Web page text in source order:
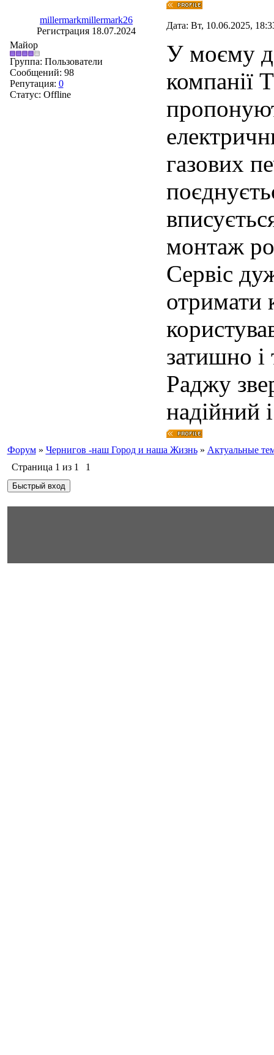
millermarkmillermark26
Регистрация 18.07.2024
Дата: Вт, 10.06.2025,
Майор
Группа: Пользователи
Сообщений: 98
Репутация: 0
Статус: Offline
У моєму
компанії
газових
монтаж
Сервіс
отримати
затишно і
Раджу
надійний
Форум » Чернигов -наш Город и наша Жизнь » Актуальные
Страница 1 из 1 1